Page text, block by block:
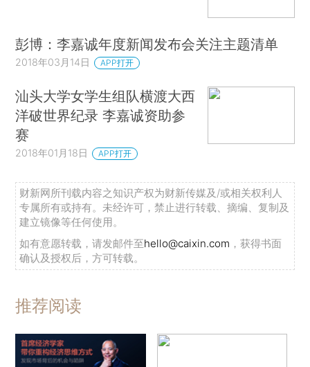
彭博：李嘉诚年度新闻发布会关注主题清单
2018年03月14日 APP打开
汕头大学女学生组队横渡大西
洋破世界纪录 李嘉诚资助参
赛
2018年01月18日 APP打开
财新网所刊载内容之知识产权为财新传媒及/或相关权利人
专属所有或持有。未经许可，禁止进行转载、摘编、复制及
建立镜像等任何使用。
如有意愿转载，请发邮件至hello@caixin.com ，获得书面
确认及授权后，方可转载。
推荐阅读